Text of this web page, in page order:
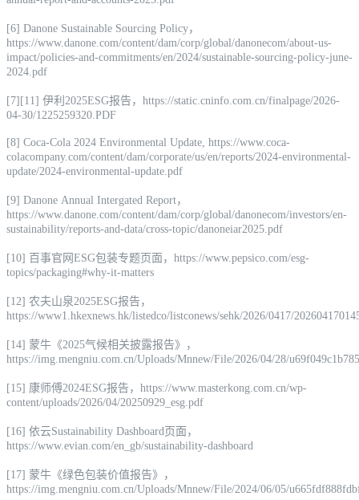
[6] Danone Sustainable Sourcing Policy，
https://www.danone.com/content/dam/corp/global/danonecom/about-us-
impact/policies-and-commitments/en/2024/sustainable-sourcing-policy-june-
2024.pdf
[7][11] 伊利2025ESG报告，https://static.cninfo.com.cn/finalpage/2026-
04-30/1225259320.PDF
[8] Coca-Cola 2024 Environmental Update, https://www.coca-
colacompany.com/content/dam/corporate/us/en/reports/2024-environmental-
update/2024-environmental-update.pdf
[9] Danone Annual Intergated Report，
https://www.danone.com/content/dam/corp/global/danonecom/investors/en-
sustainability/reports-and-data/cross-topic/danoneiar2025.pdf
[10] 百事官网ESG包装专题页面，https://www.pepsico.com/esg-
topics/packaging#why-it-matters
[12] 农夫山泉2025ESG报告，
https://www1.hkexnews.hk/listedco/listconews/sehk/2026/0417/
[14] 蒙牛《2025气候相关披露报告》，
https://img.mengniu.com.cn/Uploads/Mnnew/File/2026/04/28/
[15] 康师傅2024ESG报告，https://www.masterkong.com.cn/wp-
content/uploads/2026/04/20250929_esg.pdf
[16] 依云Sustainability Dashboard页面，
https://www.evian.com/en_gb/sustainability-dashboard
[17] 蒙牛《绿色包装价值报告》，
https://img.mengniu.com.cn/Uploads/Mnnew/File/2024/06/05/